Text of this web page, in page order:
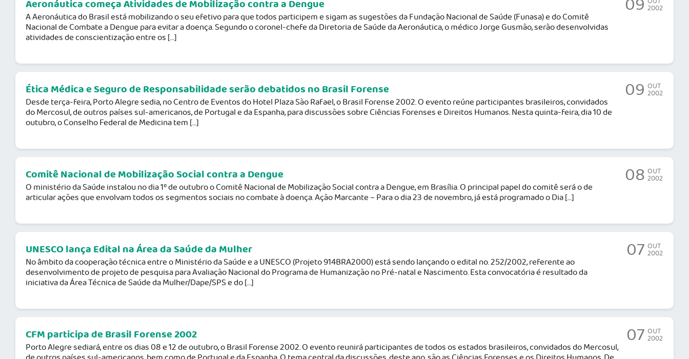
Aeronáutica começa Atividades de Mobilização contra a Dengue
A Aeronáutica do Brasil está mobilizando o seu efetivo para que todos participem e sigam as sugestões da Fundação Nacional de Saúde (Funasa) e do Comitê
Nacional de Combate a Dengue para evitar a doença. Segundo o coronel-chefe da Diretoria de Saúde da Aeronáutica, o médico Jorge Gusmão, serão desenvolvidas
atividades de conscientização entre os […]
2002
Ética Médica e Seguro de Responsabilidade serão debatidos no Brasil Forense
Desde terça-feira, Porto Alegre sedia, no Centro de Eventos do Hotel Plaza São Rafael, o Brasil Forense 2002. O evento reúne participantes brasileiros, convidados
do Mercosul, de outros países sul-americanos, de Portugal e da Espanha, para discussões sobre Ciências Forenses e Direitos Humanos. Nesta quinta-feira, dia 10 de
outubro, o Conselho Federal de Medicina tem […]
09 OUT
2002
Comitê Nacional de Mobilização Social contra a Dengue
O ministério da Saúde instalou no dia 1º de outubro o Comitê Nacional de Mobilização Social contra a Dengue, em Brasília. O principal papel do comitê será o de
articular ações que envolvam todos os segmentos sociais no combate à doença. Ação Marcante – Para o dia 23 de novembro, já está programado o Dia […]
08 OUT
2002
UNESCO lança Edital na Área da Saúde da Mulher
No âmbito da cooperação técnica entre o Ministério da Saúde e a UNESCO (Projeto 914BRA2000) está sendo lançando o edital no. 252/2002, referente ao
desenvolvimento de projeto de pesquisa para Avaliação Nacional do Programa de Humanização no Pré-natal e Nascimento. Esta convocatória é resultado da
iniciativa da Área Técnica de Saúde da Mulher/Dape/SPS e do […]
07 OUT
2002
CFM participa de Brasil Forense 2002
Porto Alegre sediará, entre os dias 08 e 12 de outubro, o Brasil Forense 2002. O evento reunirá participantes de todos os estados brasileiros, convidados do Mercosul,
07 OUT
2002